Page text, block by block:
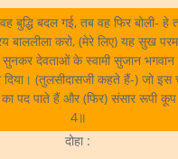
वह बुद्धि बदल गई, तब वह फिर बोली-
बाललीला करो, (मेरे लिए) यह सुख
सुनकर देवताओं के स्वामी सुजान
(तुलसीदासजी कहते हैं-) जो इस
पद पाते हैं और (फिर) संसार रूपी कूप
4॥
दोहा :